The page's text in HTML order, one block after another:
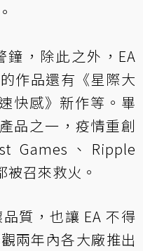
，除此之外，EA
作品還有《星際大
快感》新作等。畢
品之一，疫情重創
Games、Ripple
召來救火。
質，也讓 EA 不得
兩年內各大廠推出